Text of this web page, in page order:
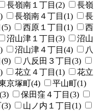
長嶺南１丁目(2)
長嶺
長嶺南４丁目(1)
長
西原１丁目(1)
西
沼山津１丁目(3)
沼山
沼山津４丁目(4)
八
八反田３丁目(3)
花立４丁目(1)
花立
京塚町(4)
平山町(1)
保田窪４丁目(3)
山ノ内１丁目(1)